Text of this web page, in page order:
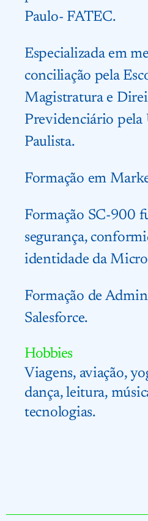
Paulo- FATEC.
Especializada em
conciliação pela
Magistratura e
Previdenciário pela
Paulista.
Formação em
Formação SC-900
segurança,
identidade da
Formação de
Salesforce.
Hobbies
Viagens, aviação,
dança, leitura,
tecnologias.